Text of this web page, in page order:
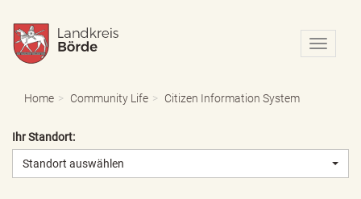
N
a
o
Home Community Life Citizen Information System
Ihr Standort:
Standort auswählen